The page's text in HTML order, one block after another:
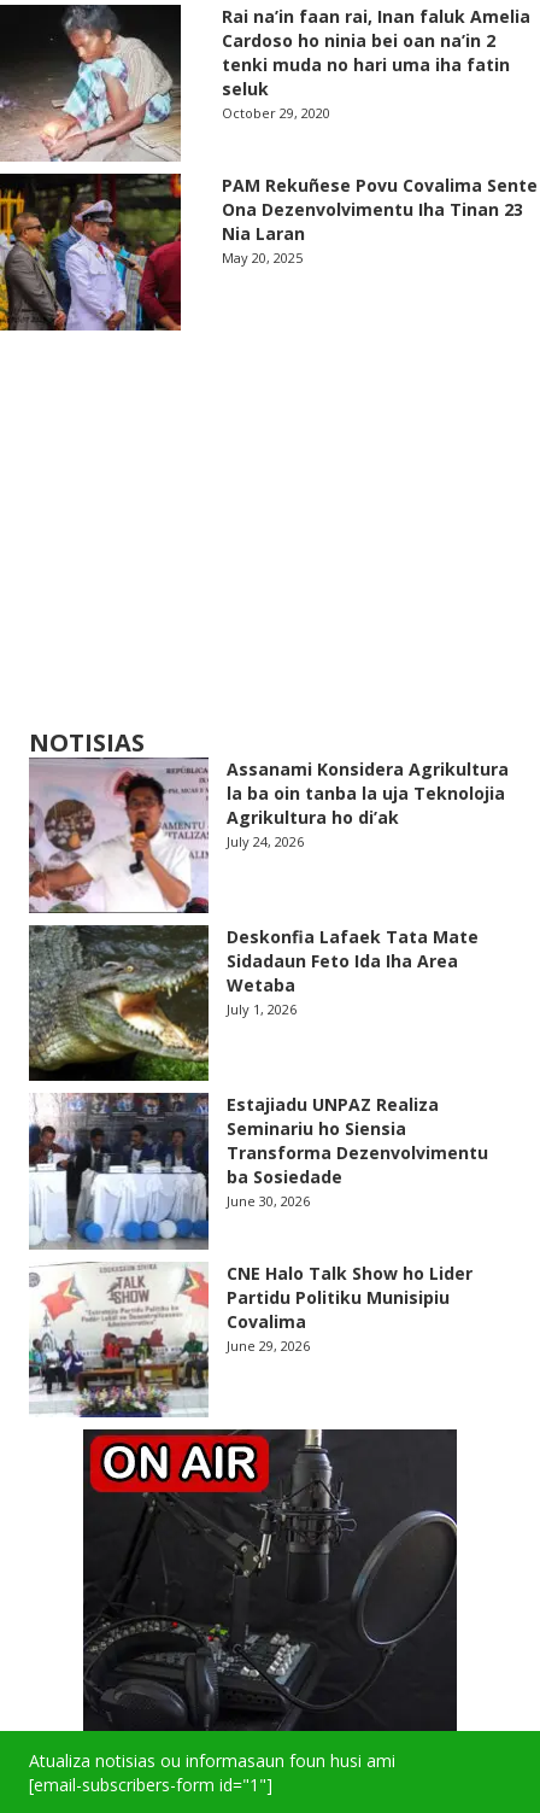
Rai na’in faan rai, Inan faluk Amelia
Cardoso ho ninia bei oan na’in 2
tenki muda no hari uma iha fatin
seluk
October 29, 2020
PAM Rekuñese Povu Covalima Sente
Ona Dezenvolvimentu Iha Tinan 23
Nia Laran
May 20, 2025
NOTISIAS
Assanami Konsidera Agrikultura
la ba oin tanba la uja Teknolojia
Agrikultura ho di’ak
July 24, 2026
Deskonfia Lafaek Tata Mate
Sidadaun Feto Ida Iha Area
Wetaba
July 1, 2026
Estajiadu UNPAZ Realiza
Seminariu ho Siensia
Transforma Dezenvolvimentu
ba Sosiedade
June 30, 2026
CNE Halo Talk Show ho Lider
Partidu Politiku Munisipiu
Covalima
June 29, 2026
Atualiza notisias ou informasaun foun husi ami
[email-subscribers-form id="1"]